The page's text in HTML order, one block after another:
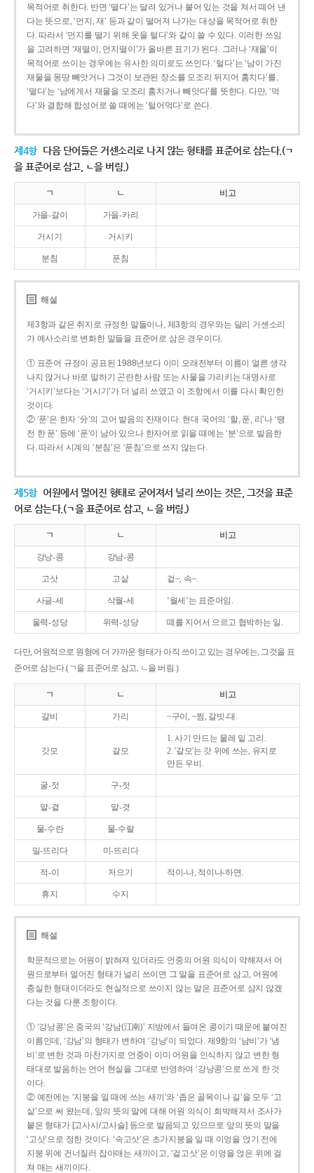
목적어로 취한다. 반면 ‘떨다’는 달려 있거나 붙어 있는 것을 쳐서 떼어 낸
다는 뜻으로, ‘먼지, 재’ 등과 같이 떨어져 나가는 대상을 목적어로 취한
다. 따라서 ‘먼지를 떨기 위해 옷을 털다’와 같이 쓸 수 있다. 이러한 쓰임
을 고려하면 ‘재떨이, 먼지떨이’가 올바른 표기가 된다. 그러나 ‘재물’이
목적어로 쓰이는 경우에는 유사한 의미로도 쓰인다. ‘털다’는 ‘남이 가진
재물을 몽땅 빼앗거나 그것이 보관된 장소를 모조리 뒤지어 훔치다’를,
‘떨다’는 ‘남에게서 재물을 모조리 훔치거나 빼앗다’를 뜻한다. 다만, ‘먹
다’와 결합해 합성어로 쓸 때에는 ‘털어먹다’로 쓴다.
제4항 다음 단어들은 거센소리로 나지 않는 형태를 표준어로 삼는다.(ㄱ
을 표준어로 삼고, ㄴ을 버림.)
ㄱ ㄴ 비고
가을-갈이 가을-카리
거시기 거시키
분침 푼침
해설
제3항과 같은 취지로 규정한 말들이나, 제3항의 경우와는 달리 거센소리
가 예사소리로 변화한 말들을 표준어로 삼은 경우이다.
① 표준어 규정이 공표된 1988년보다 이미 오래전부터 이름이 얼른 생각
나지 않거나 바로 말하기 곤란한 사람 또는 사물을 가리키는 대명사로
‘거시키’보다는 ‘거시기’가 더 널리 쓰였고 이 조항에서 이를 다시 확인한
것이다.
② ‘푼’은 한자 ‘分’의 고어 발음의 잔재이다. 현대 국어의 ‘할, 푼, 리’나 ‘땡
전 한 푼’ 등에 ‘푼’이 남아 있으나 한자어로 읽을 때에는 ‘분’으로 발음한
다. 따라서 시계의 ‘분침’은 ‘푼침’으로 쓰지 않는다.
제5항 어원에서 멀어진 형태로 굳어져서 널리 쓰이는 것은, 그것을 표준
어로 삼는다.(ㄱ을 표준어로 삼고, ㄴ을 버림.)
ㄱ ㄴ 비고
강낭-콩 강남-콩
고삿 고샅 겉~, 속~.
사글-세 삭월-세 ‘월세’는 표준어임.
울력-성당 위력-성당 떼를 지어서 으르고 협박하는 일.
다만, 어원적으로 원형에 더 가까운 형태가 아직 쓰이고 있는 경우에는, 그것을 표
준어로 삼는다.(ㄱ을 표준어로 삼고, ㄴ을 버림.)
ㄱ ㄴ 비고
갈비 가리 ~구이, ~찜, 갈빗-대.
갓모 갈모
1. 사기 만드는 물레 밑 고리.
2. '갈모'는 갓 위에 쓰는, 유지로
만든 우비.
굴-젓 구-젓
말-곁 말-겻
물-수란 물-수랄
밀-뜨리다 미-뜨리다
적-이 저으기 적이-나, 적이나-하면.
휴지 수지
해설
학문적으로는 어원이 밝혀져 있더라도 언중의 어원 의식이 약해져서 어
원으로부터 멀어진 형태가 널리 쓰이면 그 말을 표준어로 삼고, 어원에
충실한 형태이더라도 현실적으로 쓰이지 않는 말은 표준어로 삼지 않겠
다는 것을 다룬 조항이다.
① ‘강낭콩’은 중국의 ‘강남(江南)’ 지방에서 들여온 콩이기 때문에 붙여진
이름인데, ‘강남’의 형태가 변하여 ‘강낭’이 되었다. 제9항의 ‘남비’가 ‘냄
비’로 변한 것과 마찬가지로 언중이 이미 어원을 인식하지 않고 변한 형
태대로 발음하는 언어 현실을 그대로 반영하여 ‘강낭콩’으로 쓰게 한 것
이다.
② 예전에는 ‘지붕을 일 때에 쓰는 새끼’와 ‘좁은 골목이나 길’을 모두 ‘고
샅’으로 써 왔는데, 앞의 뜻의 말에 대해 어원 의식이 희박해져서 조사가
붙은 형태가 [고사시/고사슬] 등으로 발음되고 있으므로 앞의 뜻의 말을
‘고삿’으로 정한 것이다. ‘속고삿’은 초가지붕을 일 때 이엉을 얹기 전에
지붕 위에 건너질러 잡아매는 새끼이고, ‘겉고삿’은 이엉을 얹은 위에 걸
쳐 매는 새끼이다.